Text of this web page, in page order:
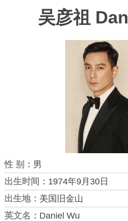
吴彦祖
性 别： 男
出生时间： 1974年9月30日
出生地： 美国旧金山
英文名： Daniel Wu